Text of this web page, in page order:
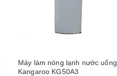
Máy làm nóng lạnh nước uống
Kangaroo KG50A3